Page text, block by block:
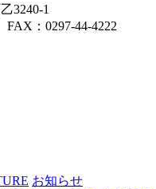
3240-1
：0297-44-4222
お知らせ